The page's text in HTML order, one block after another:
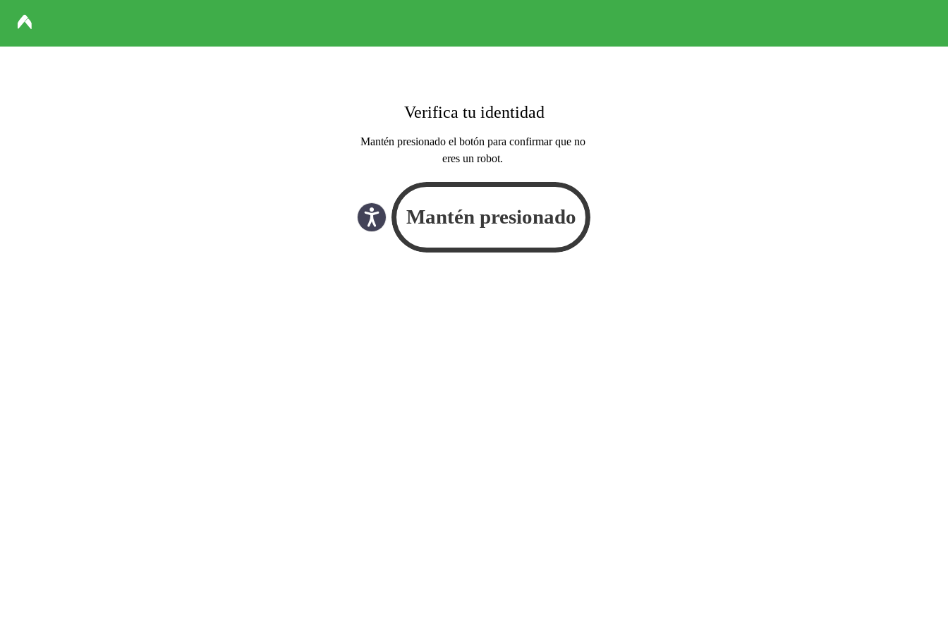
Verifica tu identidad
Mantén presionado el botón para confirmar que no
eres un robot.